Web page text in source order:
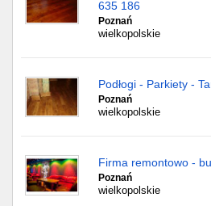
635 186
Poznań
wielkopolskie
Podłogi - Parkiety -
Poznań
wielkopolskie
Firma remontowo -
Poznań
wielkopolskie